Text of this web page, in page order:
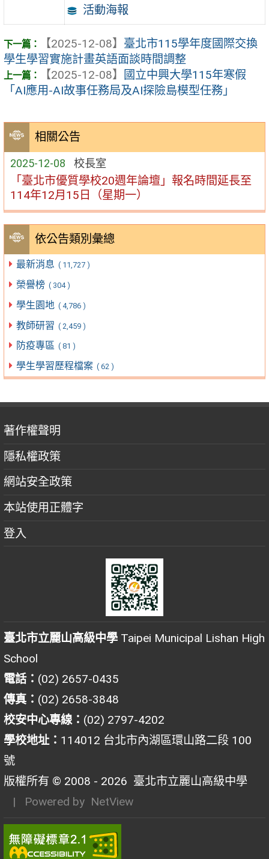
相關公告
2025-12-08 校長室
「臺北市優質學校20週年論壇」報名時間延長至
114年12月15日（星期一）
依公告類別彙總
最新消息 ( 11,727 )
榮譽榜 ( 304 )
學生園地 ( 4,786 )
教師研習 ( 2,459 )
防疫專區 ( 81 )
學生學習歷程檔案 ( 62 )
活動海報
【2025-12-08】 臺北市115學年度國際交換
學生學習實施計畫英語面談時間調整
【2025-12-08】
國立中興大學115年寒假
「AI應用-AI故事任務局及AI探險島模型任務」
著作權聲明
隱私權政策
網站安全政策
本站使用正體字
登入
臺北市立麗山高級中學 Taipei Municipal Lishan High
School
電話： (02) 2657-0435
傳真： (02) 2658-3848
校安中心專線： (02) 2797-4202
學校地址： 114012 台北市內湖區環山路二段 100
號
版權所有 © 2008 - 2026 臺北市立麗山高級中學
| Powered by NetView